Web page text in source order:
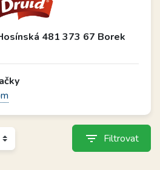
481 373 67 Borek
filter_list Filtrovat